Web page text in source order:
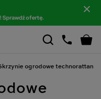
Sprawdź ofertę.
ogrodowe technorattan